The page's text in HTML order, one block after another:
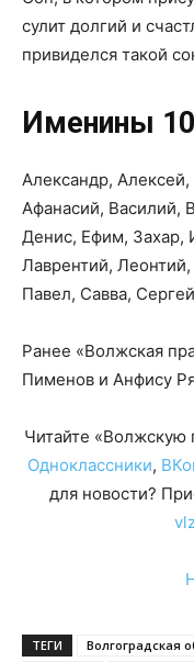
сулит долгий и
привиделся такой
Именины
Александр,
Афанасий, Василий,
Денис, Ефим, Захар,
Лаврентий,
Павел, Савва,
Ранее «Волжская
Пименов и Анфису
Читайте «Волжскую
Одноклассники,
для новости?
ТЕГИ Волгоградская